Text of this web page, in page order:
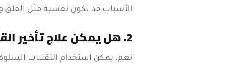
الأسباب قد تكون نفسية مثل القلق
2. هل يمكن علاج تأخير القذف دون استخدام الأدوية؟
نعم، يمكن استخدام التقنيات